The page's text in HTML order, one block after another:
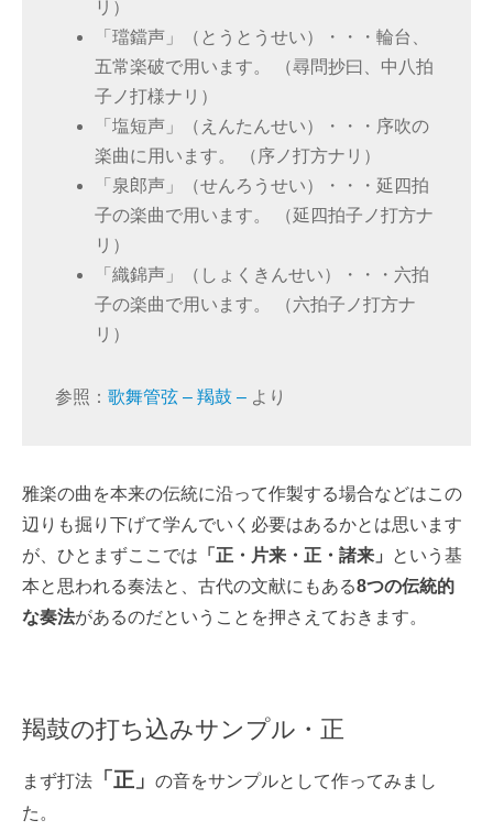
リ）
「璫鐺声」（とうとうせい）・・・輪台、
五常楽破で用います。 （尋問抄曰、中八拍
子ノ打様ナリ）
「塩短声」（えんたんせい）・・・序吹の
楽曲に用います。 （序ノ打方ナリ）
「泉郎声」（せんろうせい）・・・延四拍
子の楽曲で用います。 （延四拍子ノ打方ナ
リ）
「織錦声」（しょくきんせい）・・・六拍
子の楽曲で用います。 （六拍子ノ打方ナ
リ）
参照： 歌舞管弦 – 羯鼓 – より
雅楽の曲を本来の伝統に沿って作製する場合などはこの
辺りも掘り下げて学んでいく必要はあるかとは思います
が、ひとまずここでは 「正・片来・正・諸来」
という基
本と思われる奏法と、古代の文献にもある8つの伝統的
な奏法があるのだということを押さえておきます。
羯鼓の打ち込みサンプル・正
まず打法 「正」 の音をサンプルとして作ってみまし
た。